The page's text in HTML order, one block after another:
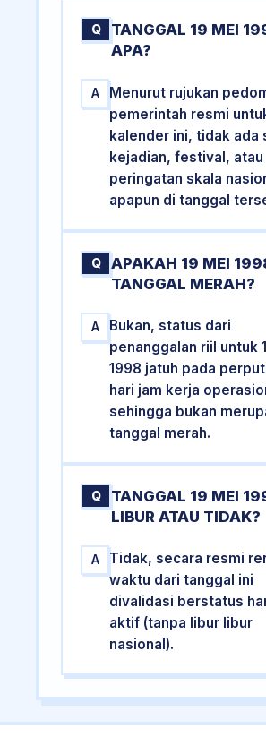
Q
TANGGAL 19 MEI
APA?
A
Menurut rujukan
pemerintah resmi
kalender ini, tidak ada
kejadian, festival, atau
peringatan skala
apapun di tanggal
Q
APAKAH 19 MEI
TANGGAL MERAH?
A
Bukan, status dari
penanggalan riil untuk
1998 jatuh pada
hari jam kerja
sehingga bukan
tanggal merah.
Q
TANGGAL 19 MEI
LIBUR ATAU TIDAK?
A
Tidak, secara resmi
waktu dari tanggal ini
divalidasi berstatus
aktif (tanpa libur libur
nasional).